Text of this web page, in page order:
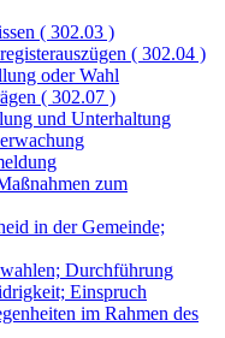
( 302.03 )
( 302.04 )
oder Wahl
( 302.07 )
und Unterhaltung
zum
in der Gemeinde;
Durchführung
Einspruch
im Rahmen des